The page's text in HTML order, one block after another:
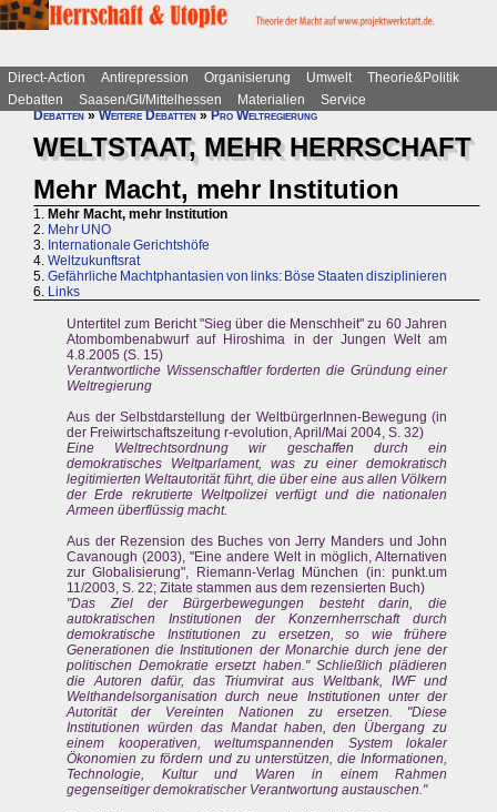
Direct-Action Antirepression Organisierung Umwelt
Theorie&Politik
Debatten
Saasen/GI/Mittelhessen Materialien
Service
Debatten»Weitere Debatten»Pro Weltregierung
WELTSTAAT, MEHR HERRSCHAFT
Mehr Macht, mehr Institution
1. Mehr Macht, mehr Institution
2. Mehr UNO
3. Internationale Gerichtshöfe
4. Weltzukunftsrat
5. Gefährliche Machtphantasien von links: Böse Staaten disziplinieren
6. Links
Untertitel zum Bericht "Sieg über die Menschheit" zu 60 Jahren
Atombombenabwurf auf Hiroshima in der Jungen Welt am
4.8.2005 (S. 15)
Verantwortliche Wissenschaftler forderten die Gründung einer
Weltregierung
Aus der Selbstdarstellung der WeltbürgerInnen-Bewegung (in
der Freiwirtschaftszeitung r-evolution, April/Mai 2004, S. 32)
Eine Weltrechtsordnung wir geschaffen durch ein
demokratisches Weltparlament, was zu einer demokratisch
legitimierten Weltautorität führt, die über eine aus allen Völkern
der Erde rekrutierte Weltpolizei verfügt und die nationalen
Armeen überflüssig macht.
Aus der Rezension des Buches von Jerry Manders und John
Cavanough (2003), "Eine andere Welt in möglich, Alternativen
zur Globalisierung", Riemann-Verlag München (in: punkt.um
11/2003, S. 22; Zitate stammen aus dem rezensierten Buch)
"Das Ziel der Bürgerbewegungen besteht darin, die
autokratischen Institutionen der Konzernherrschaft durch
demokratische Institutionen zu ersetzen, so wie frühere
Generationen die Institutionen der Monarchie durch jene der
politischen Demokratie ersetzt haben." Schließlich plädieren
die Autoren dafür, das Triumvirat aus Weltbank, IWF und
Welthandelsorganisation durch neue Institutionen unter der
Autorität der Vereinten Nationen zu ersetzen. "Diese
Institutionen würden das Mandat haben, den Übergang zu
einem kooperativen, weltumspannenden System lokaler
Ökonomien zu fördern und zu unterstützen, die Informationen,
Technologie, Kultur und Waren in einem Rahmen
gegenseitiger demokratischer Verantwortung austauschen."